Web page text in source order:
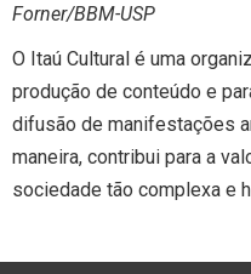
Forner/BBM-USP
O Itaú Cultural é uma
produção de conteúdo e
difusão de manifestações
maneira, contribui para a
sociedade tão complexa e